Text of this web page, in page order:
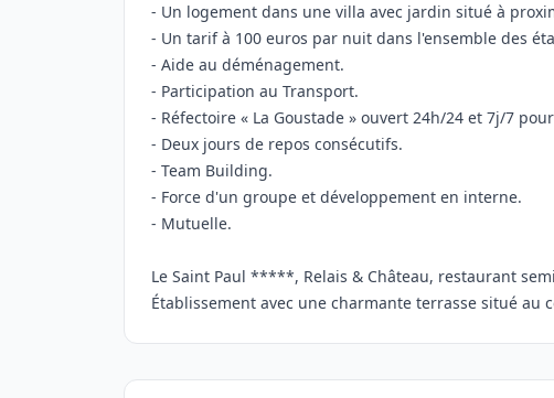
- Un logement dans une villa avec jardin situé à
- Un tarif à 100 euros par nuit dans l'ensemble des
- Aide au déménagement.
- Participation au Transport.
- Réfectoire « La Goustade » ouvert 24h/24 et 7j/7
- Deux jours de repos consécutifs.
- Team Building.
- Force d'un groupe et développement en interne.
- Mutuelle.
Le Saint Paul *****, Relais & Château, restaurant
Établissement avec une charmante terrasse situé